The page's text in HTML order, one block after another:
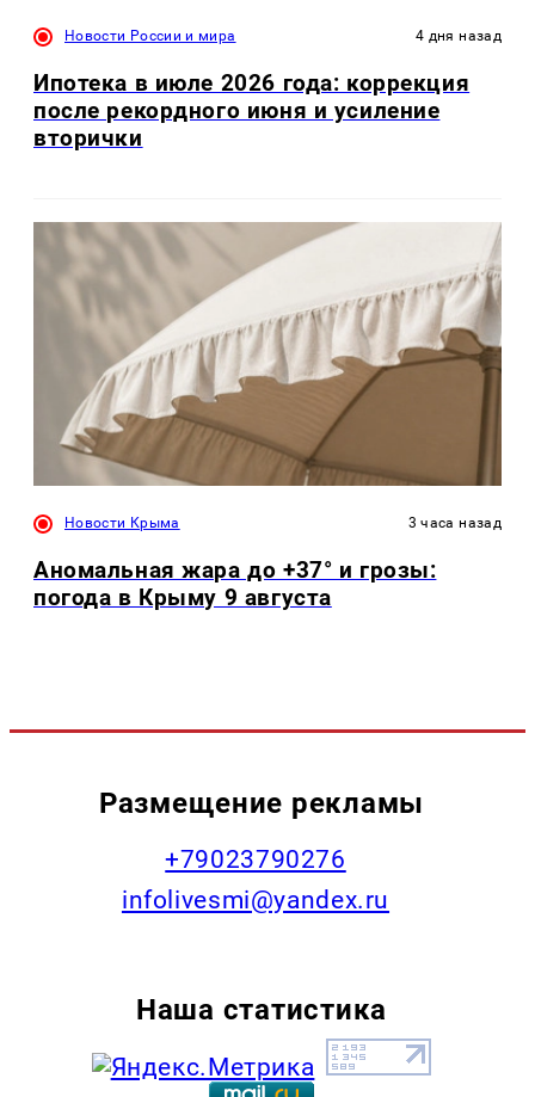
Новости России и мира 4 дня назад
Ипотека в июле 2026 года: коррекция
после рекордного июня и усиление
вторички
Новости Крыма 3 часа назад
Аномальная жара до +37° и грозы:
погода в Крыму 9 августа
Размещение рекламы
+79023790276
infolivesmi@yandex.ru
Наша статистика